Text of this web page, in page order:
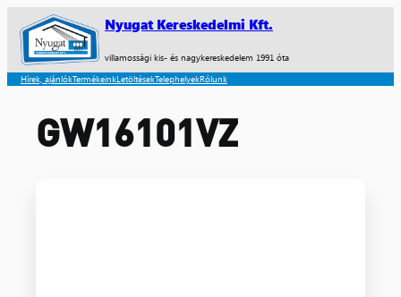
Nyugat Kereskedelmi Kft.
villamossági kis- és nagykereskedelem 1991 óta
Hírek, ajánlókTermékeinkLetöltésekTelephelyekRólunk
GW16101VZ